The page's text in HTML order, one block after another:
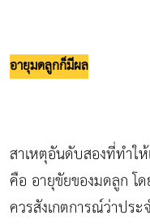
อายุมดลูกก็มีผล
สาเหตุอันดับสองที่ทำให้
คือ อายุขัยของมดลูก โ
ควรสังเกตการณ์ว่าปร